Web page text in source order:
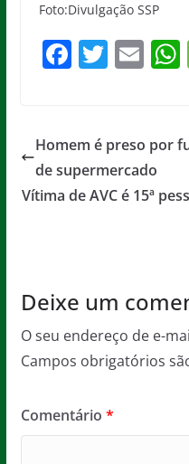
Foto:Divulgação SSP
F
e
b
o
T
er
E
l
Homem é preso por
de supermercado
Vítima de AVC é 15ª
Deixe um
O seu endereço de e-
Campos obrigatórios
Comentário *